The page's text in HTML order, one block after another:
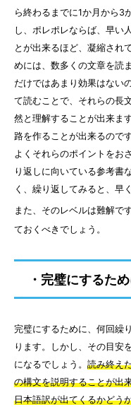
ら終わるまでに1か月から3
し、ポレポレならば、早い
とが出来るほど、凝縮され
めには、数多くの文章を読
だけではあまり効果はない
て読むことで、それらの長
然と理解することが出来ま
路を作ることが出来るので
よくそれらのポイントをお
り返しに向いている参考書
く、繰り返してみると、早
また、そのレベルは難解で
ておくべきでしょう。
・完璧にするた
完璧にするために、何回繰
ります。しかし、その目安
になるでしょう。 読み終え
の構文を説明することが出
日本語訳が出てくるかどう